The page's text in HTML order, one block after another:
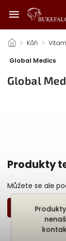
/ Kůň /
Global Medics
Global
Produkty
Můžete se ale
Zpět do